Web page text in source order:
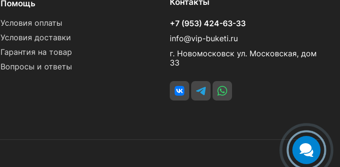
Помощь
Условия оплаты
Условия доставки
Гарантия на товар
Вопросы и ответы
Контакты
+7 (953) 424-63-33
info@vip-buketi.ru
г. Новомосковск ул. Московская, дом
33